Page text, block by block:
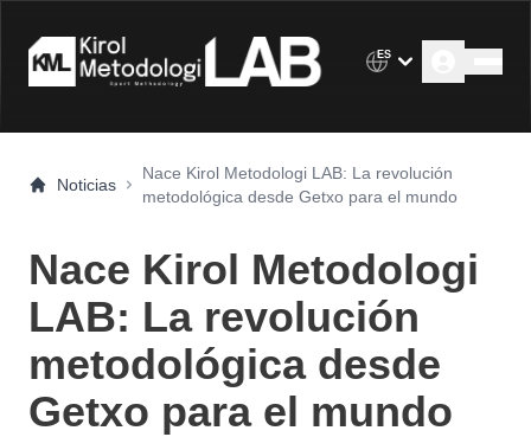
ES
Noticias
Nace Kirol Metodologi LAB: La revolución
metodológica desde Getxo para el mundo
Nace Kirol Metodologi
LAB: La revolución
metodológica desde
Getxo para el mundo